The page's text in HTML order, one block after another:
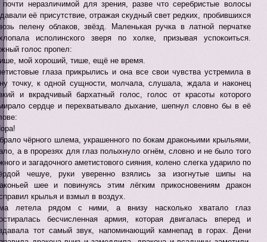
почти неразличимой для зрения, разве что серебристые волосы
её присутствие, отражая скудный свет редких, пробившихся
пелену облаков, звёзд. Маленькая ручка в латной перчатке
исполинского зверя по холке, призывая успокоиться.
голос пропел:
мой хороший, тише, ещё не время.
глаза прикрылись и она все свои чувства устремила в
точку, к одной сущности, молчала, слушала, ждала и наконец
и вкрадчивый бархатный голос, голос от красоты которого
сердце и перехватывало дыхание, шепнул словно бы в её
чёрного шлема, украшенного по бокам драконьими крыльями,
а в прорезях для глаз полыхнуло огнём, словно и не было того
и загадочного аметистового сияния, колено слегка ударило по
чешуе, руки уверенно взялись за изогнутые шипы на
шее и повинуясь этим лёгким прикосновениям дракон
крылья и взмыл в воздух.
летела рядом с ними, а внизу насколько хватало глаз
бесчисленная армия, которая двигалась вперед и
тот самый звук, напоминающий камнепад в горах. Дени